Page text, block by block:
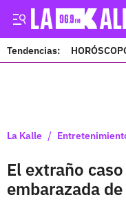
Tendencias:
La Kalle /
El extraño
embarazada